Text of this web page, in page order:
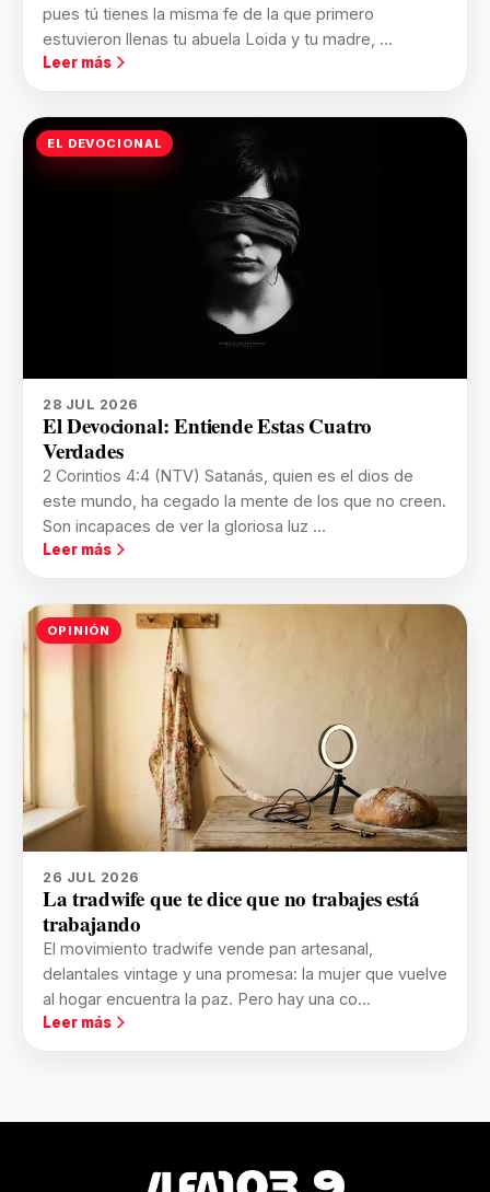
pues tú tienes la misma fe de la que primero
estuvieron llenas tu abuela Loida y tu madre, ...
Leer más
EL DEVOCIONAL
28 JUL 2026
El Devocional: Entiende Estas Cuatro
Verdades
2 Corintios 4:4 (NTV) Satanás, quien es el dios de
este mundo, ha cegado la mente de los que no creen.
Son incapaces de ver la gloriosa luz ...
Leer más
OPINIÓN
26 JUL 2026
La tradwife que te dice que no trabajes está
trabajando
El movimiento tradwife vende pan artesanal,
delantales vintage y una promesa: la mujer que vuelve
al hogar encuentra la paz. Pero hay una co...
Leer más